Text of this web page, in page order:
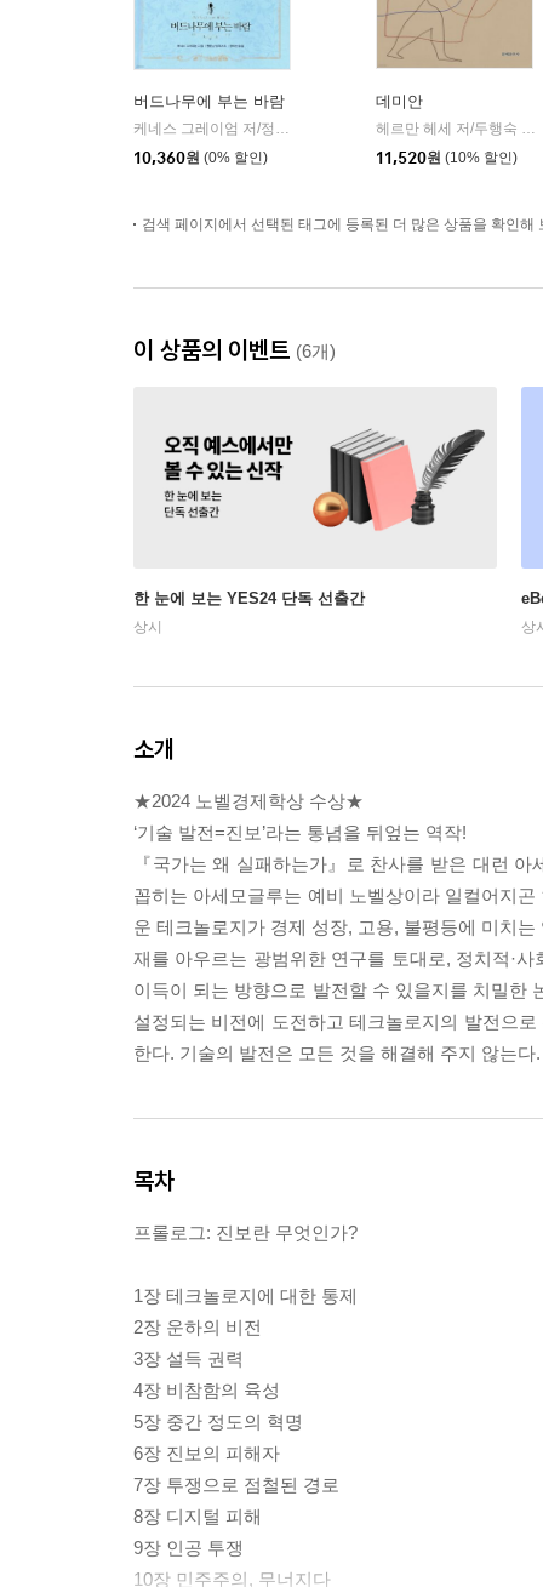
버드나무에 부는 바람
| 인디고(글담)
10,360원 (0% 할인)
데미안
11,520원 (10% 할인)
검색 페이지에서 선택된 태그에 등록된 더 많은 상품을 확인해
이 상품의 이벤트 (6개)
한 눈에 보는 YES24 단독 선출간
상시 상
소개
★2024 노벨경제학상 수상★
‘기술 발전=진보’라는 통념을 뒤엎는 역작!
『국가는 왜 실패하는가』로 찬사를 받은 대런
꼽히는 아세모글루는 예비 노벨상이라 일컬어지
운 테크놀로지가 경제 성장, 고용, 불평등에 미치
재를 아우르는 광범위한 연구를 토대로, 정치적·
이득이 되는 방향으로 발전할 수 있을지를 치밀한
설정되는 비전에 도전하고 테크놀로지의 발전으
한다. 기술의 발전은 모든 것을 해결해 주지 않는
목차
프롤로그: 진보란 무엇인가?
1장 테크놀로지에 대한 통제
2장 운하의 비전
3장 설득 권력
4장 비참함의 육성
5장 중간 정도의 혁명
6장 진보의 피해자
7장 투쟁으로 점철된 경로
8장 디지털 피해
9장 인공 투쟁
10장 민주주의, 무너지다